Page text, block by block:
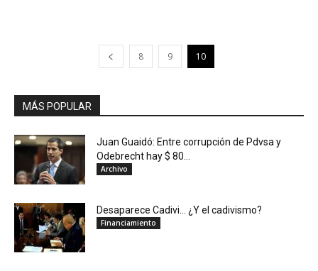
8 9 10
MÁS POPULAR
Juan Guaidó: Entre corrupción de Pdvsa y
Odebrecht hay $ 80...
Archivo
Desaparece Cadivi… ¿Y el cadivismo?
Financiamiento